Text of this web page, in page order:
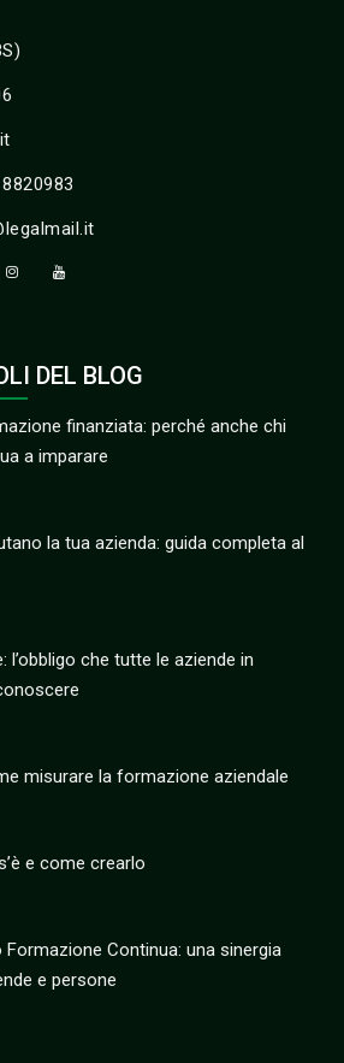
DEL BLOG
finanziata: perché anche chi
a imparare
la tua azienda: guida completa al
l’obbligo che tutte le aziende in
misurare la formazione aziendale
e come crearlo
Formazione Continua: una sinergia
e persone